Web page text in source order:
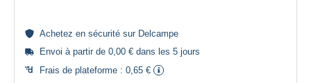
Achetez en sécurité sur Delcampe
Envoi à partir de 0,00 € dans les 5 jours
Frais de plateforme : 0,65 €